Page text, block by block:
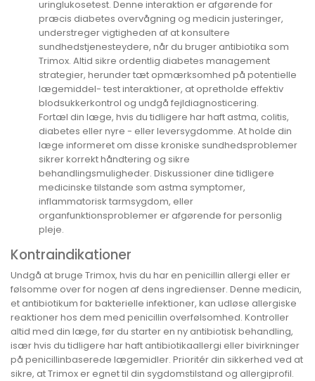
uringlukosetest. Denne interaktion er afgørende for
præcis diabetes overvågning og medicin justeringer,
understreger vigtigheden af at konsultere
sundhedstjenesteydere, når du bruger antibiotika som
Trimox. Altid sikre ordentlig diabetes management
strategier, herunder tæt opmærksomhed på potentielle
lægemiddel- test interaktioner, at opretholde effektiv
blodsukkerkontrol og undgå fejldiagnosticering.
Fortæl din læge, hvis du tidligere har haft astma, colitis,
diabetes eller nyre - eller leversygdomme. At holde din
læge informeret om disse kroniske sundhedsproblemer
sikrer korrekt håndtering og sikre
behandlingsmuligheder. Diskussioner dine tidligere
medicinske tilstande som astma symptomer,
inflammatorisk tarmsygdom, eller
organfunktionsproblemer er afgørende for personlig
pleje.
Kontraindikationer
Undgå at bruge Trimox, hvis du har en penicillin allergi eller er
følsomme over for nogen af dens ingredienser. Denne medicin,
et antibiotikum for bakterielle infektioner, kan udløse allergiske
reaktioner hos dem med penicillin overfølsomhed. Kontroller
altid med din læge, før du starter en ny antibiotisk behandling,
især hvis du tidligere har haft antibiotikaallergi eller bivirkninger
på penicillinbaserede lægemidler. Prioritér din sikkerhed ved at
sikre, at Trimox er egnet til din sygdomstilstand og allergiprofil.